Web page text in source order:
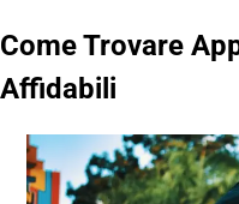
Come Trovare
Affidabili